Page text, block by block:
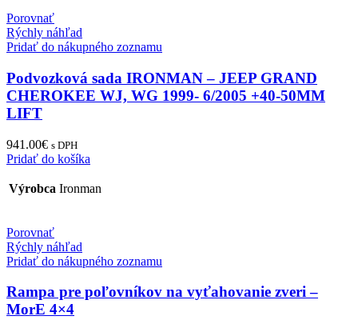
Porovnať
Rýchly náhľad
Pridať do nákupného zoznamu
Podvozková sada IRONMAN – JEEP GRAND
CHEROKEE WJ, WG 1999- 6/2005 +40-50MM
LIFT
941.00€ s DPH
Pridať do košíka
Výrobca Ironman
Porovnať
Rýchly náhľad
Pridať do nákupného zoznamu
Rampa pre poľovníkov na vyťahovanie zveri –
MorE 4×4